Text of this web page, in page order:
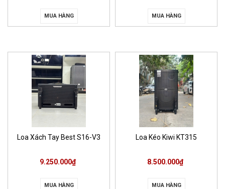
MUA HÀNG MUA HÀNG
Loa Xách Tay Best S16-V3
9.250.000₫
MUA HÀNG
Loa Kéo Kiwi KT315
8.500.000₫
MUA HÀNG